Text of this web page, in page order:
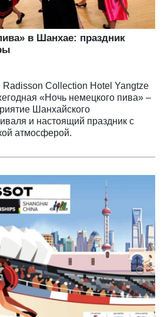
в Шанхае: праздник
Collection Hotel Yangtze
«Ночь немецкого пива» –
Шанхайского
и настоящий праздник с
атмосферой.